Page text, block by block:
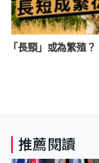
推薦閱讀